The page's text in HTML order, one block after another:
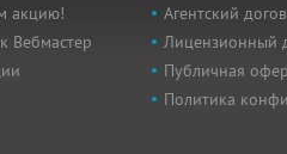
акцию!
Вебмастер
Агентский
Лицензионный
Публичная
Политика